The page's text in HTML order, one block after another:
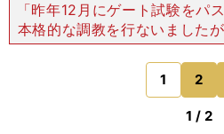
「昨年12月にゲート試験をパ
本格的な調教を行ないました
い』とのこと。デビュー戦は"
の感触を持っているようです。
期待している
1 2
1 / 2